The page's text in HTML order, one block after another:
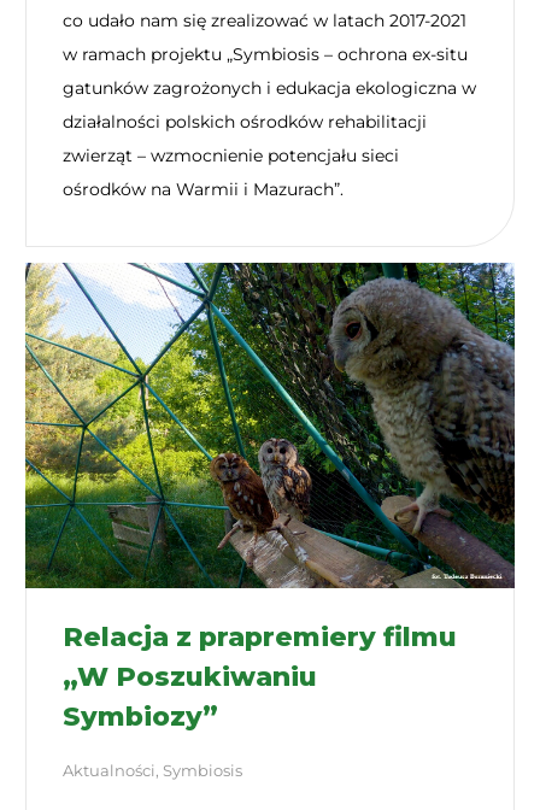
co udało nam się zrealizować w latach 2017-2021
w ramach projektu „Symbiosis – ochrona ex-situ
gatunków zagrożonych i edukacja ekologiczna w
działalności polskich ośrodków rehabilitacji
zwierząt – wzmocnienie potencjału sieci
ośrodków na Warmii i Mazurach”.
Relacja z prapremiery filmu
„W Poszukiwaniu
Symbiozy”
Aktualności, Symbiosis